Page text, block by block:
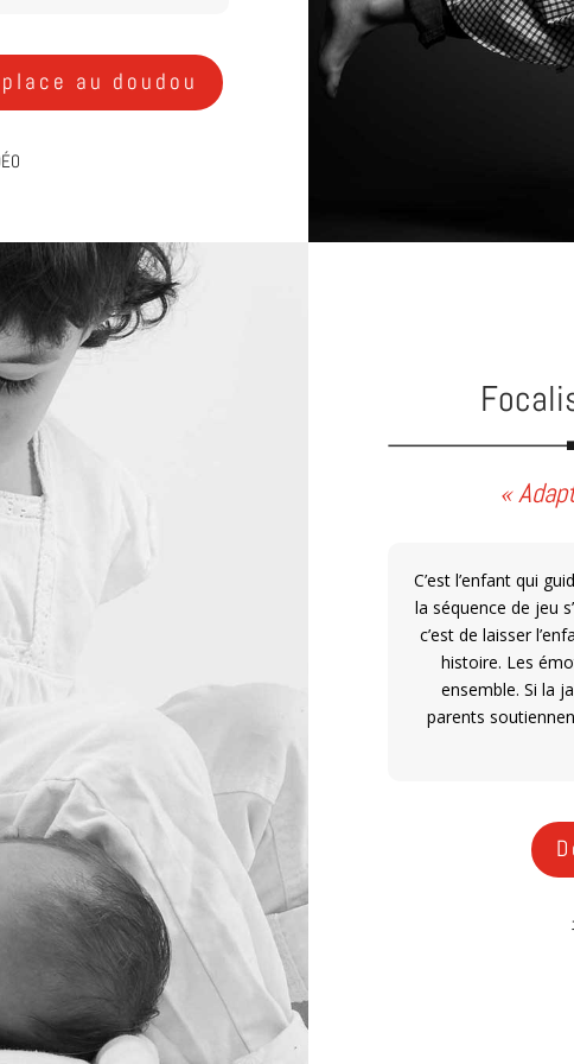
au doudou
«
C’est l’enfant qui
la séquence de jeu
c’est de laisser
histoire. Les
ensemble. Si la
parents